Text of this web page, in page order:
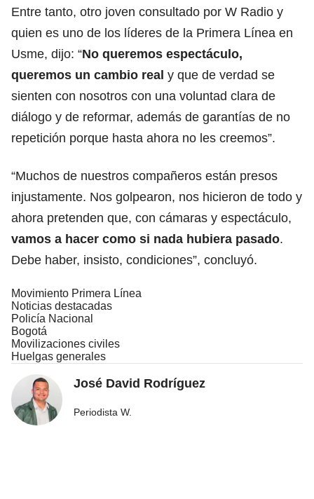
Entre tanto, otro joven consultado por W Radio y
quien es uno de los líderes de la Primera Línea en
Usme, dijo: “No queremos espectáculo,
queremos un cambio real y que de verdad se
sienten con nosotros con una voluntad clara de
diálogo y de reformar, además de garantías de no
repetición porque hasta ahora no les creemos”.
“Muchos de nuestros compañeros están presos
injustamente. Nos golpearon, nos hicieron de todo y
ahora pretenden que, con cámaras y espectáculo,
vamos a hacer como si nada hubiera pasado.
Debe haber, insisto, condiciones”, concluyó.
Movimiento Primera Línea
Noticias destacadas
Policía Nacional
Bogotá
Movilizaciones civiles
Huelgas generales
José David Rodríguez
Periodista W.